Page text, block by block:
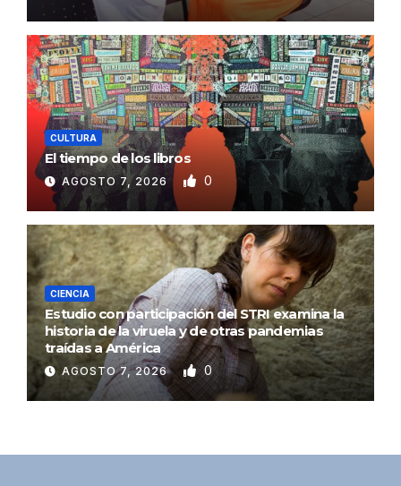
CULTURA
El tiempo de los libros
AGOSTO 7, 2026 0
CIENCIA
Estudio con participación del STRI examina la
historia de la viruela y de otras pandemias
traídas a América
AGOSTO 7, 2026 0